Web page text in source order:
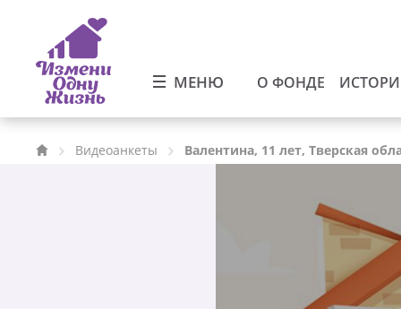
МЕНЮ О ФОНДЕ
Видеоанкеты Валентина, 11 лет, Тверская